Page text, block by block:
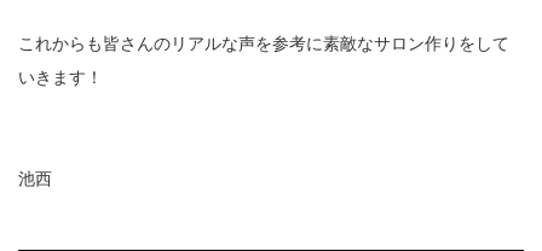
これからも皆さんのリアルな声を参考に素敵なサロン作りをして
いきます！
池西